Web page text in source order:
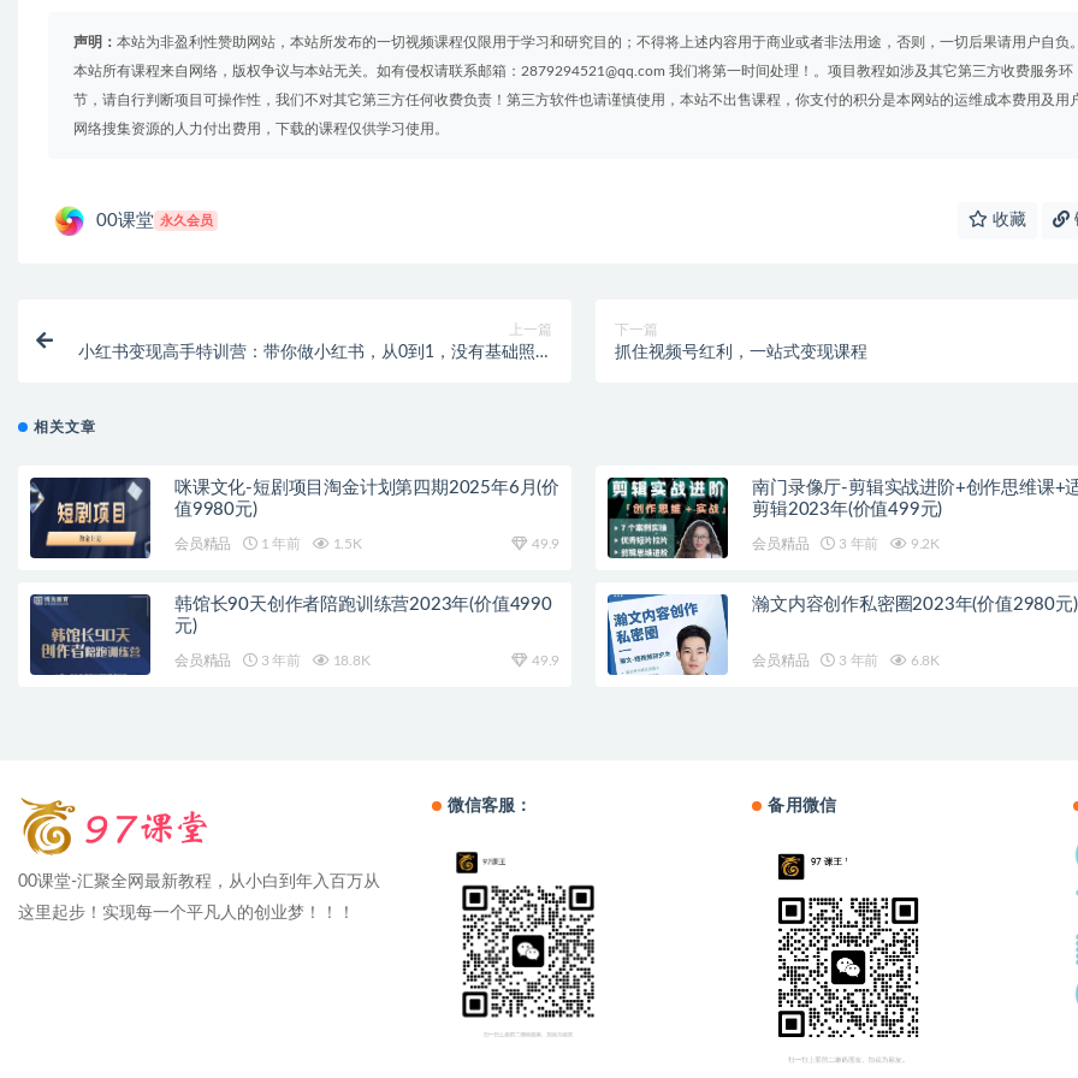
声明： 本站为非盈利性赞助网站，本站所发布的一切视频课程仅限用于学习和研究目的；不得将上述内容用于商业或者非法用途，否则，一切后果请用户自负。
本站所有课程来自网络，版权争议与本站无关。如有侵权请联系邮箱：2879294521@qq.com 我们将第一时间处理！。项目教程如涉及其它第三方收费服务环
节，请自行判断项目可操作性，我们不对其它第三方任何收费负责！第三方软件也请谨慎使用，本站不出售课程，你支付的积分是本网站的运维成本费用及用
网络搜集资源的人力付出费用，下载的课程仅供学习使用。
00课堂 永久会员 收藏
上一篇
小红书变现高手特训营：带你做小红书，从0到1，没有基础照样
下一篇
抓住视频号红利，一站式变现课程
相关文章
咪课文化-短剧项目淘金计划第四期2025年6月(价
值9980元)
会员精品 1 年前 1.5K 49.9
南门录像厅-剪辑实战进阶+创作思维课+
剪辑2023年(价值499元)
会员精品 3 年前 9.2K
韩馆长90天创作者陪跑训练营2023年(价值4990
元)
会员精品 3 年前 18.8K 49.9
瀚文内容创作私密圈2023年(价值2980元)
会员精品 3 年前 6.8K
00课堂-汇聚全网最新教程，从小白到年入百万从
这里起步！实现每一个平凡人的创业梦！！！
微信客服： 备用微信